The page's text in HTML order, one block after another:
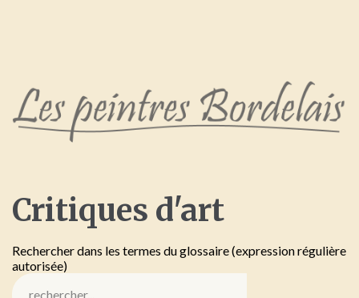
Critiques d'art
Rechercher dans les termes du glossaire (expression régulière
autorisée)